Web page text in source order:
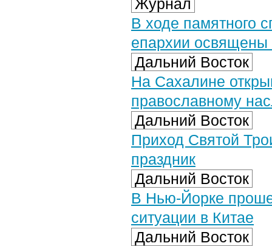
Журнал
В ходе памятного
епархии освящены
Дальний Восток
На Сахалине
православному
Дальний Восток
Приход Святой
праздник
Дальний Восток
В Нью-Йорке
ситуации в Китае
Дальний Восток